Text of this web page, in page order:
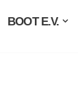
BOOT E.V.